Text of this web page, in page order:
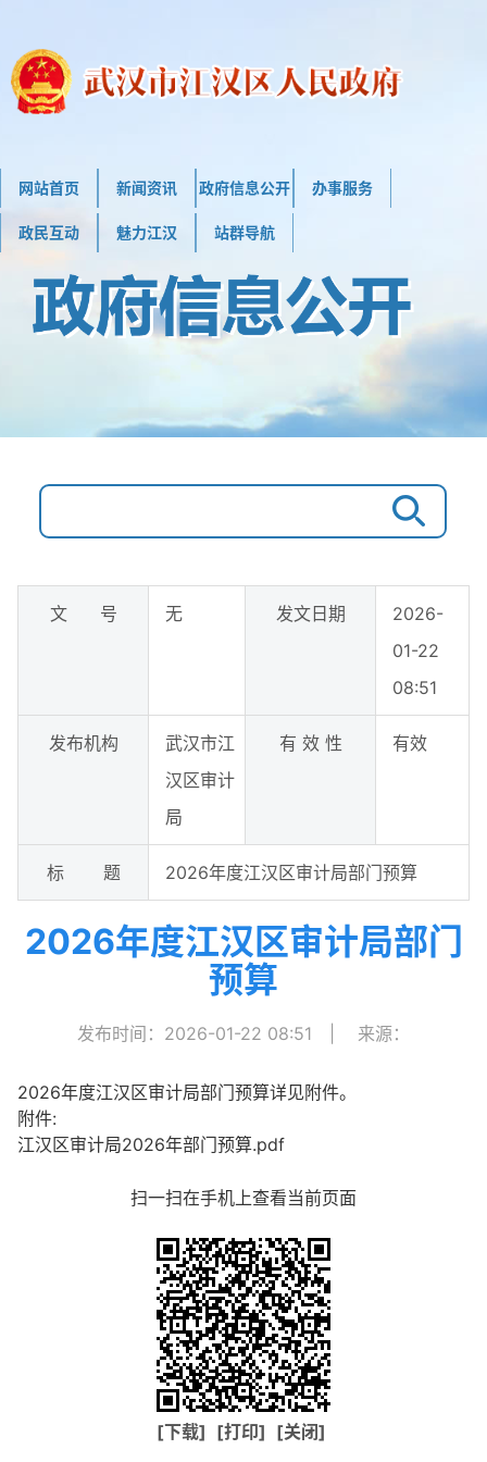
网站首页 新闻资讯 政府信息公开 办事服务
政民互动 魅力江汉 站群导航
文 号 无 发文日期
2026-
01-22
08:51
发布机构
武汉市江
汉区审计
局
有 效 性 有效
标 题 2026年度江汉区审计局部门预算
2026年度江汉区审计局部门
预算
发布时间：2026-01-22 08:51 来源：
2026年度江汉区审计局部门预算详见附件。
附件:
江汉区审计局2026年部门预算.pdf
扫一扫在手机上查看当前页面
[下载] [打印] [关闭]